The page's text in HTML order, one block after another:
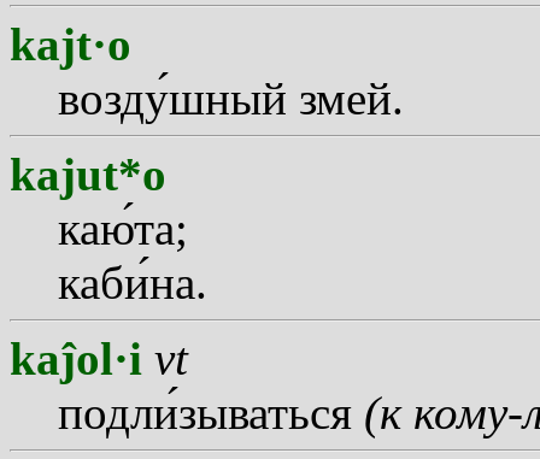
kajt·o
воздушный змей.
kajut*o
каюта;
кабина.
kaĵol·i vt
подлизываться (к кому-